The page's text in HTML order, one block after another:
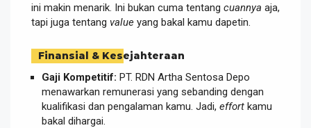
ini makin menarik. Ini bukan cuma tentang cuannya aja,
tapi juga tentang value yang bakal kamu dapetin.
Finansial & Kesejahteraan
Gaji Kompetitif: PT. RDN Artha Sentosa Depo
menawarkan remunerasi yang sebanding dengan
kualifikasi dan pengalaman kamu. Jadi, effort kamu
bakal dihargai.